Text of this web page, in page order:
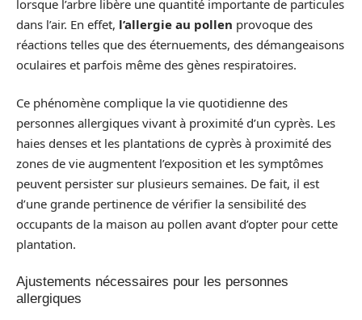
lorsque l’arbre libère une quantité importante de particules
dans l’air. En effet, l’allergie au pollen provoque des
réactions telles que des éternuements, des démangeaisons
oculaires et parfois même des gènes respiratoires.
Ce phénomène complique la vie quotidienne des
personnes allergiques vivant à proximité d’un cyprès. Les
haies denses et les plantations de cyprès à proximité des
zones de vie augmentent l’exposition et les symptômes
peuvent persister sur plusieurs semaines. De fait, il est
d’une grande pertinence de vérifier la sensibilité des
occupants de la maison au pollen avant d’opter pour cette
plantation.
Ajustements nécessaires pour les personnes
allergiques